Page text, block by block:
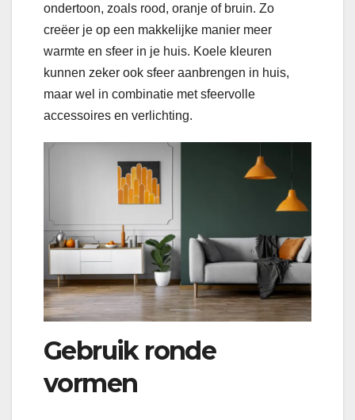
ondertoon, zoals rood, oranje of bruin. Zo
creëer je op een makkelijke manier meer
warmte en sfeer in je huis. Koele kleuren
kunnen zeker ook sfeer aanbrengen in huis,
maar wel in combinatie met sfeervolle
accessoires en verlichting.
Gebruik ronde
vormen